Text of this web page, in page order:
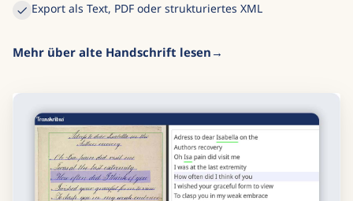
Export als Text, PDF oder strukturiertes XML
Mehr über alte Handschrift lesen